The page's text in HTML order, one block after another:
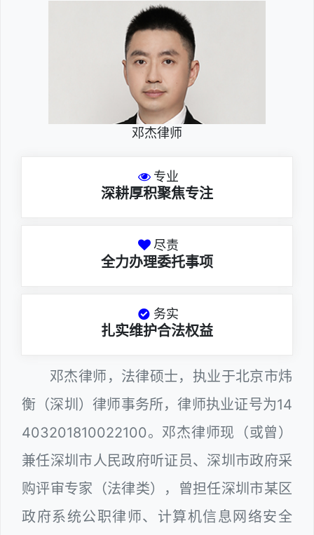
邓杰律师
专业
深耕厚积聚焦专注
尽责
全力办理委托事项
务实
扎实维护合法权益
邓杰律师，法律硕士，执业于北京市炜
衡（深圳）律师事务所，律师执业证号为14
403201810022100。邓杰律师现（或曾）
兼任深圳市人民政府听证员、深圳市政府采
购评审专家（法律类），曾担任深圳市某区
政府系统公职律师、计算机信息网络安全